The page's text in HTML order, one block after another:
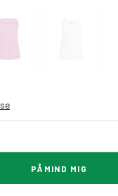
PÅMIND MIG